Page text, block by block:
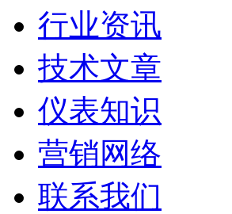
行业资讯
技术文章
仪表知识
营销网络
联系我们